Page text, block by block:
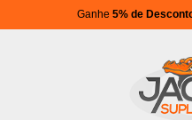
Ganhe 5% de